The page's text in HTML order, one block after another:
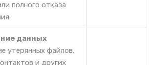
полного отказа
данных
утерянных файлов,
и других